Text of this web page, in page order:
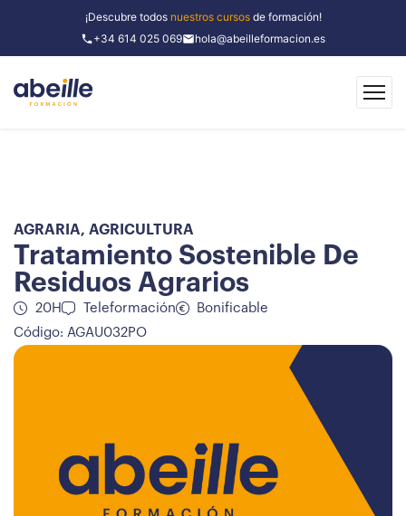
¡Descubre todos nuestros cursosde formación!
+34 614 025 069
hola@abeilleformacion.es
AGRARIA, AGRICULTURA
Tratamiento Sostenible De
Residuos Agrarios
20H Teleformación
Bonificable
Código: AGAU032PO